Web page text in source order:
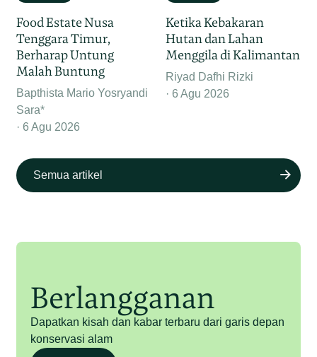
Food Estate Nusa
Tenggara Timur,
Berharap Untung
Malah Buntung
Bapthista Mario Yosryandi
Sara*
6 Agu 2026
Ketika Kebakaran
Hutan dan Lahan
Menggila di Kalimantan
Riyad Dafhi Rizki
6 Agu 2026
Semua artikel
Berlangganan
Dapatkan kisah dan kabar terbaru dari garis depan
konservasi alam